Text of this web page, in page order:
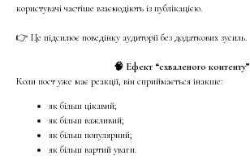
користувачі частіше взаємодіють із публікацією.
👉 Це підсилює поведінку аудиторії без додаткових зусиль.
🧠 Ефект “схваленого контенту”
Коли пост уже має реакції, він сприймається інакше:
як більш цікавий;
як більш важливий;
як більш популярний;
як більш вартий уваги.